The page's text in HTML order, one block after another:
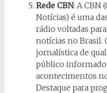
Rede CBN: A CBN
Notícias) é uma
rádio voltadas
notícias no Brasil.
jornalística de
público
acontecimentos
Destaque para